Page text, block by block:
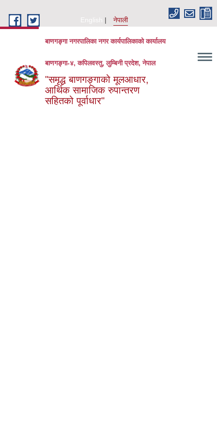
English
नेपाली
बाणगङ्गा नगरपालिका नगर कार्यपालिकाको कार्यालय
बाणगङ्गा-४, कपिलवस्तु, लुम्बिनी प्रदेश, नेपाल
"समृद्ध बाणगङ्गाको मूलआधार,
आर्थिक सामाजिक रुपान्तरण
सहितको पूर्वाधार"